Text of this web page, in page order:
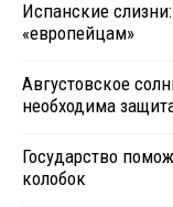
Испанские
«европейцам»
Августовское
необходима
Государство
колобок